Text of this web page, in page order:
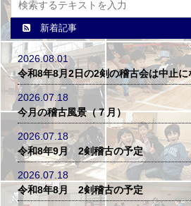
新着記事
2026.08.01
令和8年8月2日の2剣の稽古会は中止
2026.07.18
今月の稽古風景（７月）
2026.07.18
令和8年9月 2剣稽古の予定
2026.07.18
令和8年8月 2剣稽古の予定